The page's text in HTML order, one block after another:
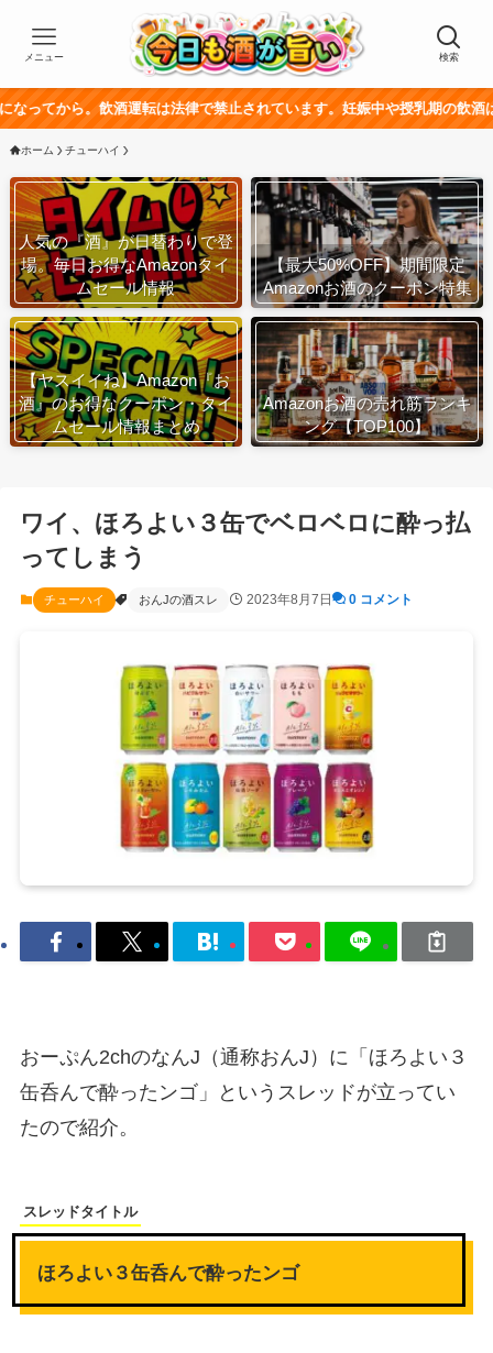
検索
メニュー
運転は法律で禁止されています。妊娠中や授乳期の飲酒は、胎児・乳幼
ホーム チューハイ
人気の『酒』が日替わりで登
場。毎日お得なAmazonタイ
ムセール情報
【最大50%OFF】期間限定
Amazonお酒のクーポン特集
【ヤスイイね】Amazon『お
酒』のお得なクーポン・タイ
ムセール情報まとめ
Amazonお酒の売れ筋ランキ
ング【TOP100】
ワイ、ほろよい３缶でベロベロに酔っ払
ってしまう
チューハイ おんJの酒スレ 2023年8月7日 0 コメント
おーぷん2chのなんJ（通称おんJ）に「ほろよい３
缶呑んで酔ったンゴ」というスレッドが立ってい
たので紹介。
スレッドタイトル
ほろよい３缶呑んで酔ったンゴ